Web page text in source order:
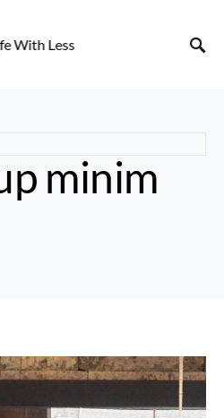
minim